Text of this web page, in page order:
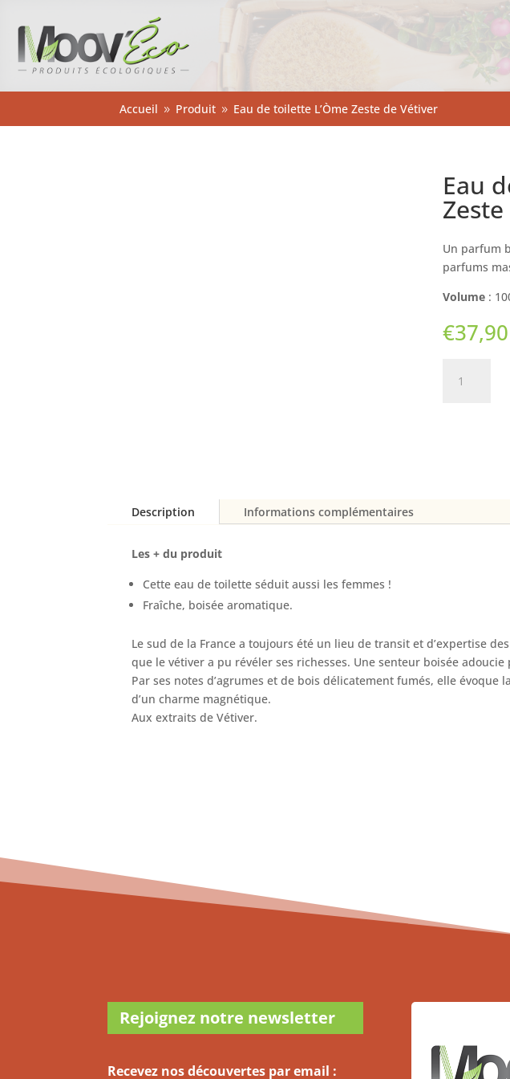
Accueil 9 Produit 9 Eau de toilette L’Òme Zeste de Vétiver
Eau
Un parfum
parfums
Volume:
€37,90
Description Informations complémentaires
Les + du produit
Cette eau de toilette séduit aussi les femmes !
Fraîche, boisée aromatique.
Le sud de la France a toujours été un lieu de transit et d’expertise
que le vétiver a pu révéler ses richesses. Une senteur boisée
Par ses notes d’agrumes et de bois délicatement fumés, elle évoque
d’un charme magnétique.
Aux extraits de Vétiver.
Rejoignez notre newsletter
Recevez nos découvertes par email :